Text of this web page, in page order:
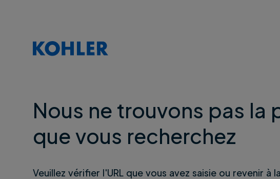
Nous ne trouvons pas la
que vous recherchez
Veuillez vérifier l'URL que vous avez saisie ou revenir à